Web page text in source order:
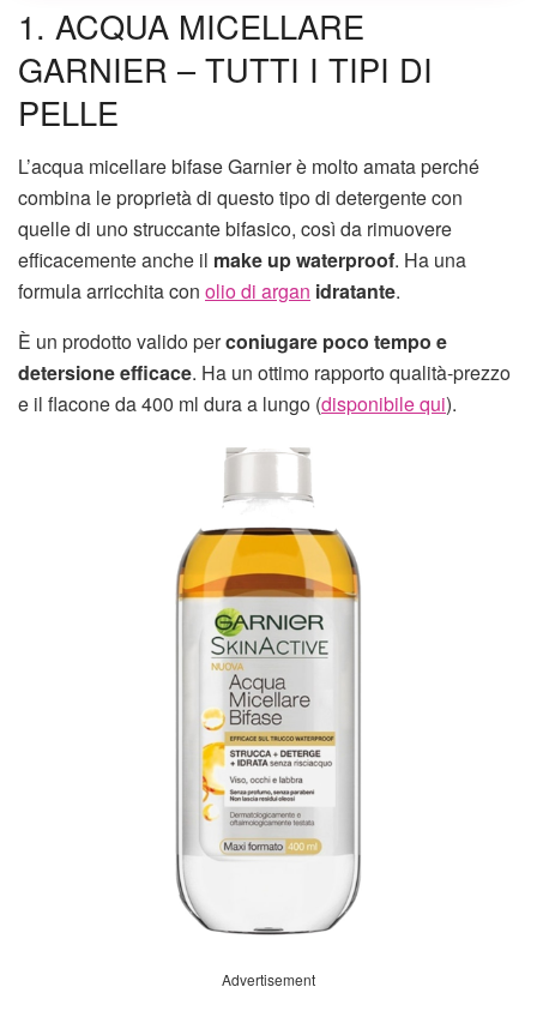
1. ACQUA MICELLARE
GARNIER – TUTTI I TIPI DI
PELLE
L’acqua micellare bifase Garnier è molto amata perché
combina le proprietà di questo tipo di detergente con
quelle di uno struccante bifasico, così da rimuovere
efficacemente anche il make up waterproof. Ha una
formula arricchita con olio di argan idratante.
È un prodotto valido perconiugare poco tempo e
detersione efficace. Ha un ottimo rapporto qualità-prezzo
e il flacone da 400 ml dura a lungo (disponibile qui).
Advertisement